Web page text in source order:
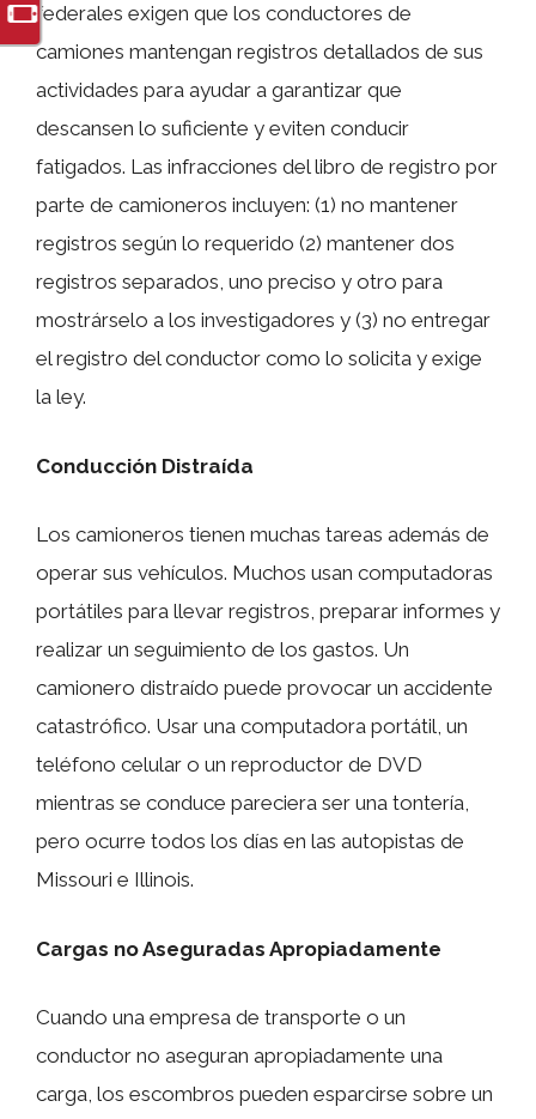
federales exigen que los conductores de
camiones mantengan registros detallados de sus
actividades para ayudar a garantizar que
descansen lo suficiente y eviten conducir
fatigados. Las infracciones del libro de registro por
parte de camioneros incluyen: (1) no mantener
registros según lo requerido (2) mantener dos
registros separados, uno preciso y otro para
mostrárselo a los investigadores y (3) no entregar
el registro del conductor como lo solicita y exige
la ley.
Conducción Distraída
Los camioneros tienen muchas tareas además de
operar sus vehículos. Muchos usan computadoras
portátiles para llevar registros, preparar informes y
realizar un seguimiento de los gastos. Un
camionero distraído puede provocar un accidente
catastrófico. Usar una computadora portátil, un
teléfono celular o un reproductor de DVD
mientras se conduce pareciera ser una tontería,
pero ocurre todos los días en las autopistas de
Missouri e Illinois.
Cargas no Aseguradas Apropiadamente
Cuando una empresa de transporte o un
conductor no aseguran apropiadamente una
carga, los escombros pueden esparcirse sobre un